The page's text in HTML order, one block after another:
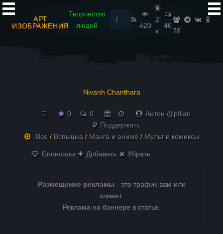
АРТ
ИЗОБРАЖЕНИЯ
Творчество
людей
Найти:
420
2
к
46
78
Nivanh Chanthara
0 0
Антон @pfilan
Поддержать
-Все / Вспышка / Манга и аниме / Мульт и комиксы
Спонсоры Добавить Убрать
Размещение рекламы - это трафик вам или
клиент.
Реклама на баннере в статье.